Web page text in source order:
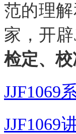
范的理
家， 开
检定、
JJF1069
JJF1069